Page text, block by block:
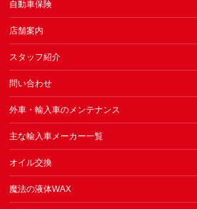
自動車保険
店舗案内
スタッフ紹介
問い合わせ
外車・輸入車のメンテナンス
主な輸入車メーカー一覧
オイル交換
魔法の液体WAX